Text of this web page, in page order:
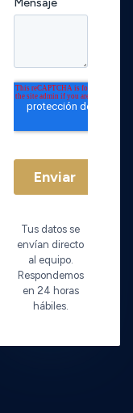
Tus datos se
envían directo
al equipo.
Respondemos
en 24 horas
hábiles.